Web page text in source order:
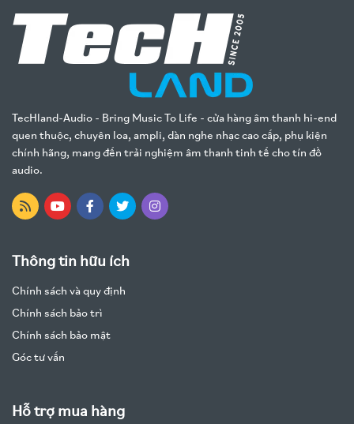
TecHland-Audio - Bring Music To Life - cửa hàng âm thanh hi-end
quen thuộc, chuyên loa, ampli, dàn nghe nhạc cao cấp, phụ kiện
chính hãng, mang đến trải nghiệm âm thanh tinh tế cho tín đồ
audio.
Thông tin hữu ích
Chính sách và quy định
Chính sách bảo trì
Chính sách bảo mật
Góc tư vấn
Hỗ trợ mua hàng